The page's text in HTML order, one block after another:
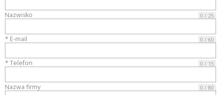
Nazwisko 0 / 25
* E-mail 0 / 60
* Telefon 0 / 15
Nazwa firmy 0 / 80